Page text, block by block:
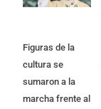
Figuras de la
cultura se
sumaron a la
marcha frente al